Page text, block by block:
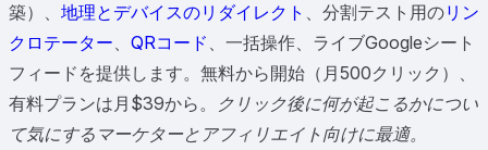
築）、 地理とデバイスのリダイレクト 、分割テスト用のリン
クロテーター、 QRコード 、一括操作、ライブGoogleシート
フィードを提供します。無料から開始（月500クリック）、
有料プランは月$39から。
クリック後に何が起こるかについ
て気にするマーケターとアフィリエイト向けに最適。